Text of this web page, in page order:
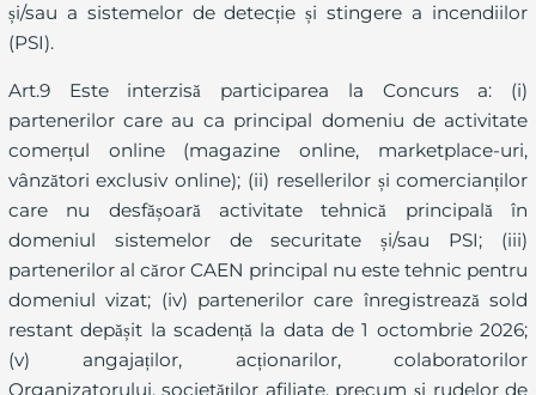
și/sau a sistemelor de detecție și stingere a incendiilor
(PSI).
Art.9 Este interzisă participarea la Concurs a: (i)
partenerilor care au ca principal domeniu de activitate
comerțul online (magazine online, marketplace-uri,
vânzători exclusiv online); (ii) resellerilor și comercianților
care nu desfășoară activitate tehnică principală în
domeniul sistemelor de securitate și/sau PSI; (iii)
partenerilor al căror CAEN principal nu este tehnic pentru
domeniul vizat; (iv) partenerilor care înregistrează sold
restant depășit la scadență la data de 1 octombrie 2026;
(v) angajaților, acționarilor, colaboratorilor
Organizatorului, societăților afiliate, precum și rudelor de